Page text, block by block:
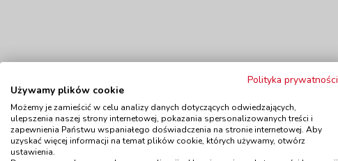
Polecamy
Polityka prywatności
Używamy plików cookie
Możemy je zamieścić w celu analizy danych dotyczących odwiedzających,
ulepszenia naszej strony internetowej, pokazania spersonalizowanych treści i
zapewnienia Państwu wspaniałego doświadczenia na stronie internetowej. Aby
uzyskać więcej informacji na temat plików cookie, których używamy, otwórz
ustawienia.